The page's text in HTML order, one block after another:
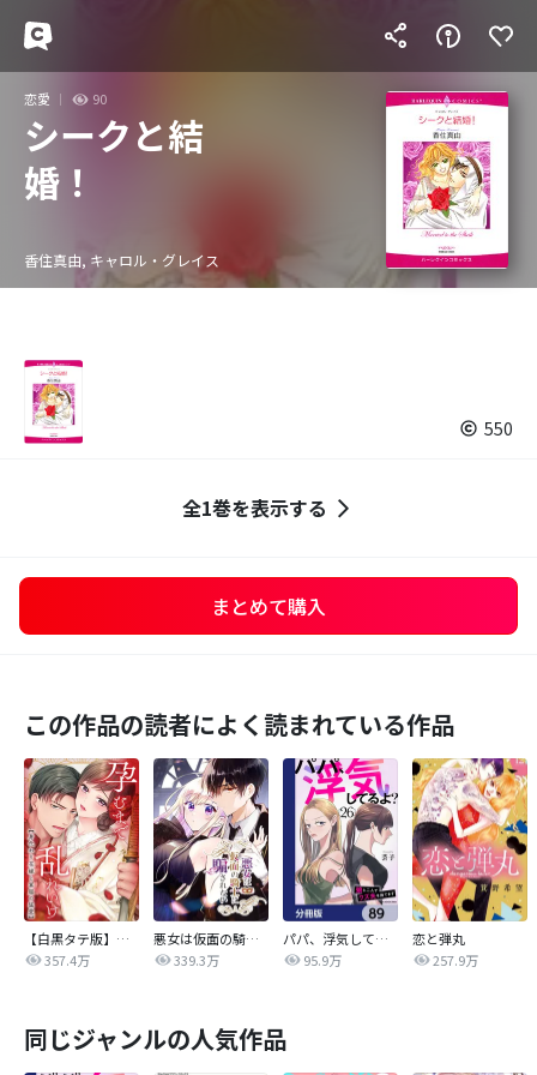
恋愛 90
シークと結
婚！
香住真由, キャロル・グレイス
550
全1巻を表示する
まとめて購入
この作品の読者によく読まれている作品
【白黒タテ版】孕むまで乱れいけ～身代わり花嫁と軍服の猛愛
357.4万
悪女は仮面の騎士に騙されない
339.3万
パパ、浮気してるよ？娘と二人でクズ夫を捨てます【分冊版】
95.9万
恋と弾丸
257.9万
同じジャンルの人気作品